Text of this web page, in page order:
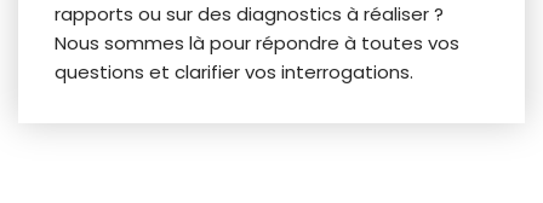
rapports ou sur des diagnostics à réaliser ?
Nous sommes là pour répondre à toutes vos
questions et clarifier vos interrogations.